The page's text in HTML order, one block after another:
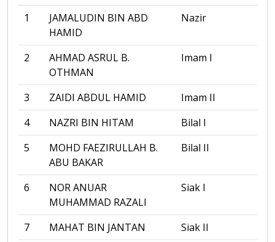
1
JAMALUDIN BIN ABD
HAMID
Nazir
2
AHMAD ASRUL B.
OTHMAN
Imam I
3 ZAIDI ABDUL HAMID
Imam II
4
NAZRI BIN HITAM
Bilal I
5
MOHD FAEZIRULLAH B.
ABU BAKAR
Bilal II
6
NOR ANUAR
MUHAMMAD RAZALI
Siak I
7 MAHAT BIN JANTAN
Siak II